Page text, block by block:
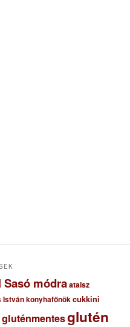
módraataisz
István konyhafőnökcukkini
gluténmentesglutén